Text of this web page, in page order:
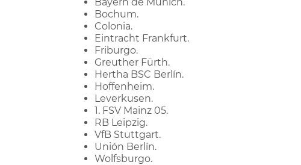
Bochum.
Colonia.
Eintracht Frankfurt.
Friburgo.
Greuther Fürth.
Hertha BSC Berlín.
Hoffenheim.
Leverkusen.
1. FSV Mainz 05.
RB Leipzig.
VfB Stuttgart.
Unión Berlín.
Wolfsburgo.